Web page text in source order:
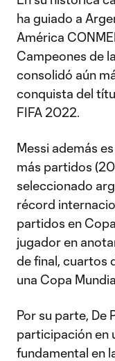
ha guiado a
América
Campeones de
consolidó aún
conquista del
FIFA 2022.
Messi además
más partidos
seleccionado
récord
partidos en
jugador en
de final, cuartos
una Copa
Por su parte, De
participación en
fundamental en